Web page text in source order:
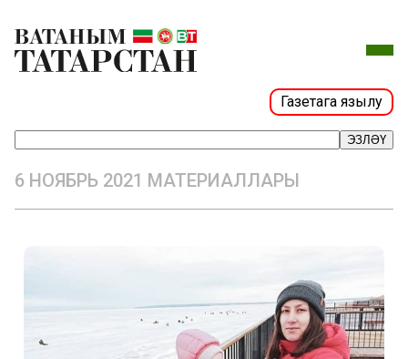
Газетага язылу
ЭЗЛӘҮ
6 НОЯБРЬ 2021 МАТЕРИАЛЛАРЫ